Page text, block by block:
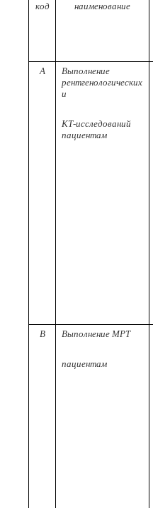
код
наименование
A
Выполнение
рентгенологических
и
КТ-исследований
пациентам
B Выполнение МРТ
пациентам